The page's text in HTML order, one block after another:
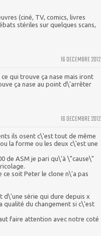
(ciné, TV, comics, livres
stériles sur quelques scans,
16 DECEMBRE 2012
qui trouve ça nase mais iront
ça nase au point d\'arrêter
16 DECEMBRE 2012
ils osent c\'est tout de même
la forme ou les deux c\'est une
de ASM je pari qu\'à \"cause\"
ce soit Peter le clone n\'a pas
d\'une série qui dure depuis x
qualité du changement si c\'est
faire attention avec notre coté